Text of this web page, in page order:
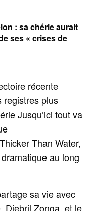
: sa chérie aurait
ses « crises de
récente
registres plus
Jusqu’ici tout va
Than Water,
au long
sa vie avec
Djebril Zonga, et le